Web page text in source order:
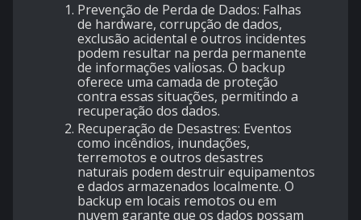
Prevenção de Perda de Dados: Falhas
de hardware, corrupção de dados,
exclusão acidental e outros incidentes
podem resultar na perda permanente
de informações valiosas. O backup
oferece uma camada de proteção
contra essas situações, permitindo a
recuperação dos dados.
Recuperação de Desastres: Eventos
como incêndios, inundações,
terremotos e outros desastres
naturais podem destruir equipamentos
e dados armazenados localmente. O
backup em locais remotos ou em
nuvem garante que os dados possam